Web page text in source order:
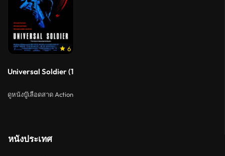
6
Universal Soldier (1992) 2 คนไม่ใช่คน
ดูหนังบู๊เลือดสาด Action
หนังประเทศ